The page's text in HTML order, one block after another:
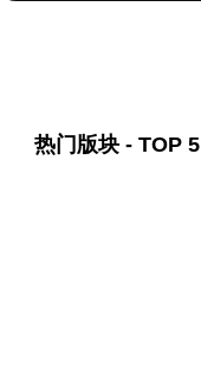
热门版块 - TOP 5